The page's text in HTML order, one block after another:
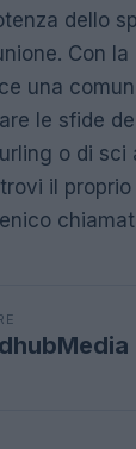
dello
Con
una
le sfide
o di sci
il